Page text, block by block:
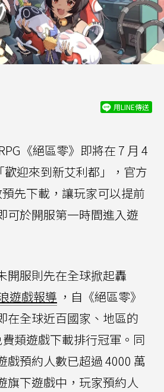
用LINE傳送
《絕區零》即將在 7 月 4
歡迎來到新艾利都」，官方
先下載，讓玩家可以提前
可於開服第一時間進入遊
開服則先在全球掀起轟
遊戲報導 ，自《絕區零》
在全球近百國家、地區的
類遊戲下載排行冠軍。同
戲預約人數已超過 4000 萬
旗下遊戲中，玩家預約人